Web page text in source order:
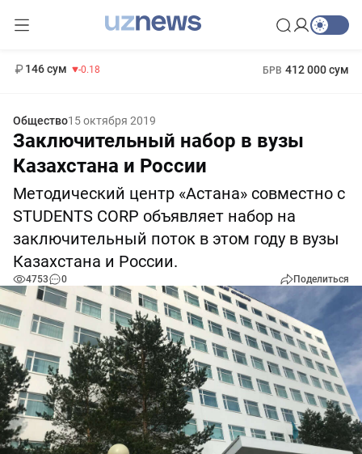
146 сум -0.18 БРВ 412 000 сум
Общество15 октября 2019
Заключительный набор в вузы
Казахстана и России
Методический центр «Астана» совместно с
STUDENTS CORP объявляет набор на
заключительный поток в этом году в вузы
Казахстана и России.
4753 0 Поделиться